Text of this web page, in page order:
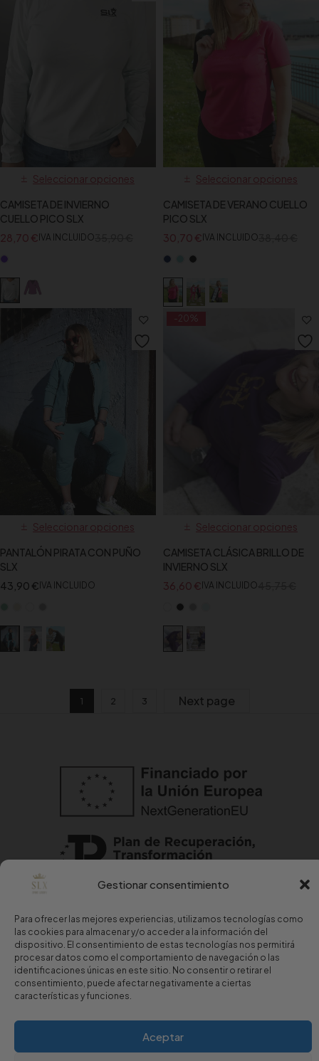
Gestionar consentimiento
Para ofrecer las mejores experiencias, utilizamos tecnologías como
las cookies para almacenar y/o acceder a la información del
dispositivo. El consentimiento de estas tecnologías nos permitirá
procesar datos como el comportamiento de navegación o las
identificaciones únicas en este sitio. No consentir o retirar el
consentimiento, puede afectar negativamente a ciertas
características y funciones.
Aceptar
Seleccionar opciones
CAMISETA DE INVIERNO
CUELLO PICO SLX
28,70 €IVA INCLUIDO
Seleccionar opciones
CAMISETA DE VERANO CUELLO
PICO SLX
30,70 €IVA INCLUIDO
Seleccionar opciones
PANTALÓN PIRATA CON PUÑO
SLX
43,90 € IVA INCLUIDO
-20%
Seleccionar opciones
CAMISETA CLÁSICA BRILLO DE
INVIERNO SLX
36,60 € IVA INCLUIDO
1 2 3 Next page
Copyright © 2024 Sport Luxury.
Aviso Legal·Política de Privacidad·Política de Cookies
Estaremos encantados de atenderte